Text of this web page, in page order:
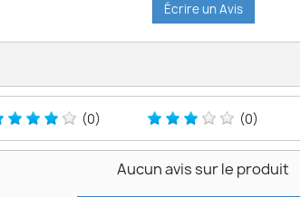
Écrire un Avis
(0) (0)
Aucun avis sur le produit